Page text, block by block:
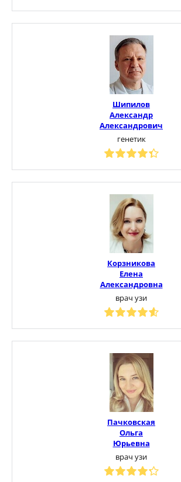
Шипилов
Александр
Александрович
генетик
Корзникова
Елена
Александровна
врач узи
Пачковская
Ольга
Юрьевна
врач узи